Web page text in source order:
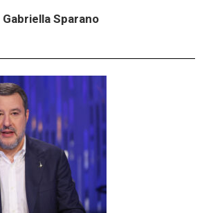
Gabriella Sparano